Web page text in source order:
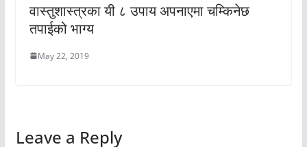
वास्तुशास्त्रका यी ८ उपाय अपनाएमा चम्किनेछ
तपाईको भाग्य
May 22, 2019
Leave a Reply